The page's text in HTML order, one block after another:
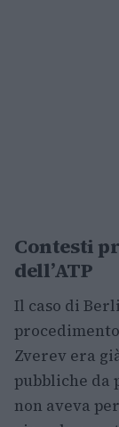
Contesti
dell’ATP
Il caso di
Zverev era
pubbliche da
non aveva